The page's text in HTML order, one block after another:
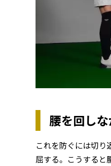
腰を回し
これを防ぐには切り
屈する。こうすると